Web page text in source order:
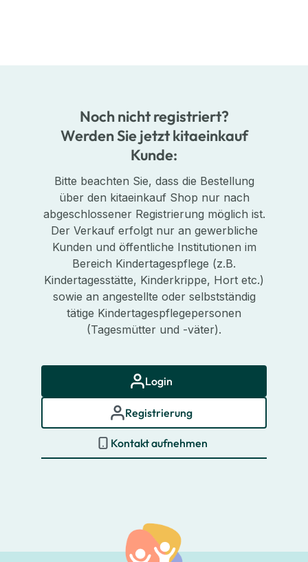
Noch nicht registriert?
Werden Sie jetzt kitaeinkauf
Kunde:
Bitte beachten Sie, dass die Bestellung
über den kitaeinkauf Shop nur nach
abgeschlossener Registrierung möglich ist.
Der Verkauf erfolgt nur an gewerbliche
Kunden und öffentliche Institutionen im
Bereich Kindertagespflege (z.B.
Kindertagesstätte, Kinderkrippe, Hort etc.)
sowie an angestellte oder selbstständig
tätige Kindertagespflegepersonen
(Tagesmütter und -väter).
Login
Registrierung
Kontakt aufnehmen